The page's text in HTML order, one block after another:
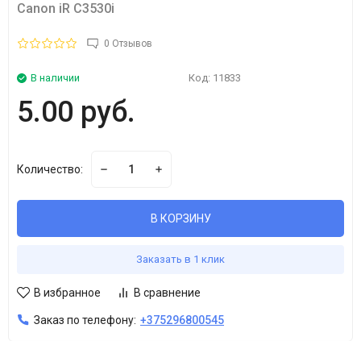
Canon iR C3530i
0 Отзывов
В наличии Код: 11833
5.00 руб.
Количество:
В КОРЗИНУ
Заказать в 1 клик
В избранное В сравнение
Заказ по телефону: +375296800545